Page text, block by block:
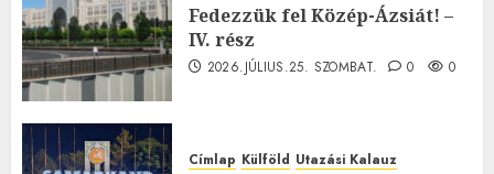
Fedezzük fel Közép-Ázsiát! –
IV. rész
2026.JÚLIUS.25. SZOMBAT. 0 0
Címlap Külföld Utazási Kalauz